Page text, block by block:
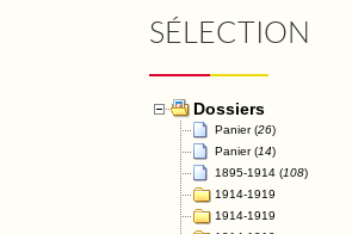
SÉLECTION